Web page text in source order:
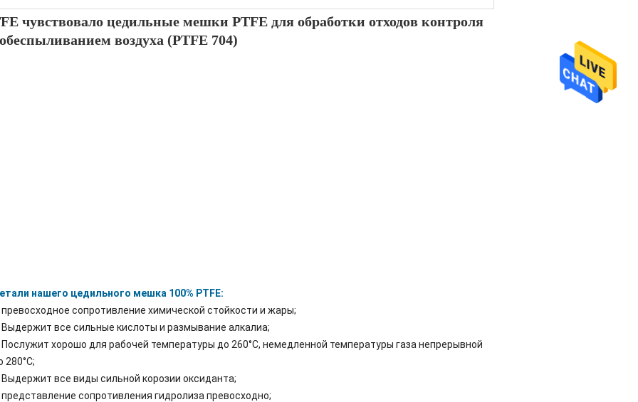
чувствовало цедильные мешки PTFE для обработки отходов контроля
воздуха (PTFE 704)
нашего цедильного мешка 100% PTFE:
превосходное сопротивление химической стойкости и жары;
Выдержит все сильные кислоты и размывание алкалиа;
Послужит хорошо для рабочей температуры до 260°C, немедленной температуры газа непрерывной
280°C;
Выдержит все виды сильной корозии оксиданта;
представление сопротивления гидролиза превосходно;